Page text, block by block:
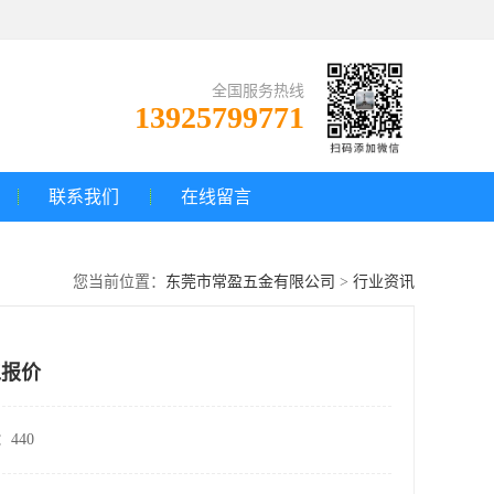
全国服务热线
13925799771
联系我们 在线留言
您当前位置： 东莞市常盈五金有限公司 > 行业资讯
价
440